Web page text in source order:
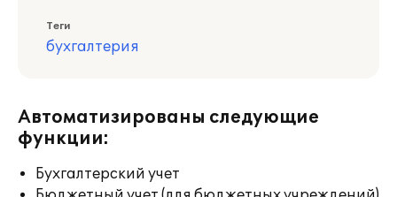
Теги
бухгалтерия
Автоматизированы следующие
функции:
Бухгалтерский учет